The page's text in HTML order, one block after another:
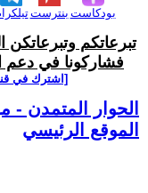
بنترست بودكاست
تبرعاتكم وتبرعاتكن
فشاركونا في دعم
[اشترك في
الحوار المتمدن -
الموقع الرئيسي